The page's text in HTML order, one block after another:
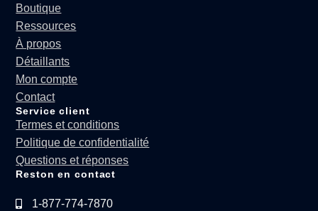
Boutique
Ressources
À propos
Détaillants
Mon compte
Contact
Service client
Termes et conditions
Politique de confidentialité
Questions et réponses
Reston en contact
1-877-774-7870